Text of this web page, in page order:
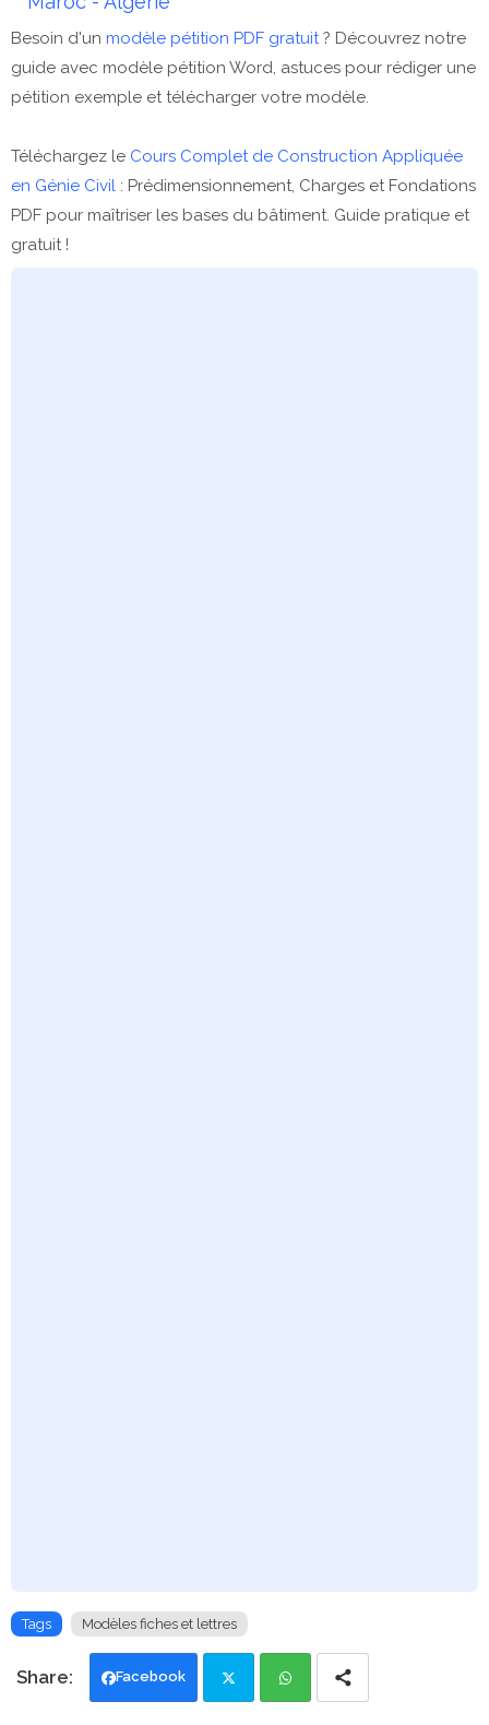
Besoin d'un modèle pétition PDF gratuit? Découvrez notre
guide avec modèle pétition Word, astuces pour rédiger une
pétition exemple et télécharger votre modèle.
Téléchargez le Cours Complet de Construction Appliquée
en Génie Civil : Prédimensionnement, Charges et Fondations
PDF pour maîtriser les bases du bâtiment. Guide pratique et
gratuit !
Tags Modèles fiches et lettres
Facebook